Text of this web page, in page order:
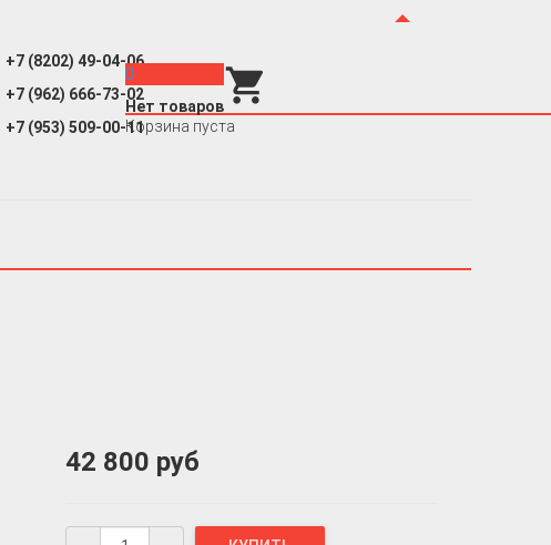
+7 (8202) 49-04-06
+7 (962) 666-73-02
+7 (953) 509-00-11
0
Нет товаров
Корзина пуста
42 800 руб